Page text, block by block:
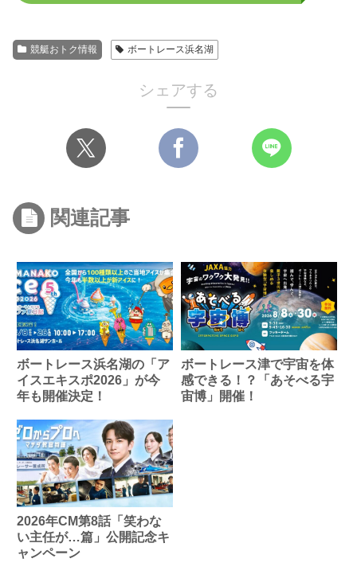
競艇おトク情報 ボートレース浜名湖
シェアする
関連記事
ボートレース浜名湖の「ア
イスエキスポ2026」が今
年も開催決定！
ボートレース津で宇宙を体
感できる！？「あそべる宇
宙博」開催！
2026年CM第8話「笑わな
い主任が…篇」公開記念キ
ャンペーン